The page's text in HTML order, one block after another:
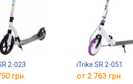
2-023
грн.
iTrike SR 2-051
от 2 763 грн.